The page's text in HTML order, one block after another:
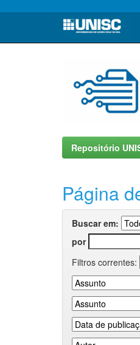
Skip
Repositório
Página
Buscar em:
por
Filtros correntes: